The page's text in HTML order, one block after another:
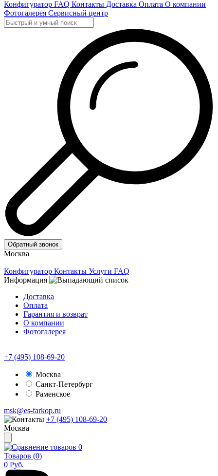
Конфигуратор FAQ Контакты Доставка Оплата О компании
Фотогалерея Сервисный центр
Обратный звонок
Москва
Конфигуратор Контакты Услуги FAQ
Информация
Доставка
Оплата
Гарантия и возврат
О компании
Фотогалерея
+7 (495) 108-69-20
Москва
Санкт-Петербург
Раменское
msk@es-farkop.ru
+7 (495) 108-69-20
Москва
0
Товаров (0)
0 Руб.